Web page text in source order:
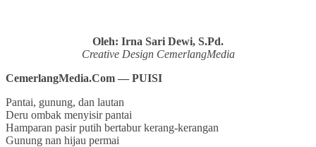
Oleh: Irna Sari Dewi, S.Pd.
Creative Design CemerlangMedia
CemerlangMedia.Com — PUISI
Pantai, gunung, dan lautan
Deru ombak menyisir pantai
Hamparan pasir putih bertabur kerang-kerangan
Gunung nan hijau permai